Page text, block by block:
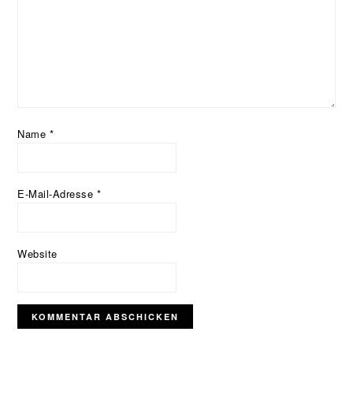
Name *
E-Mail-Adresse *
Website